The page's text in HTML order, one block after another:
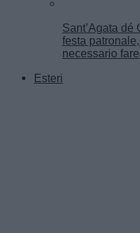
Sant’Agata dé
festa
necessario
Esteri